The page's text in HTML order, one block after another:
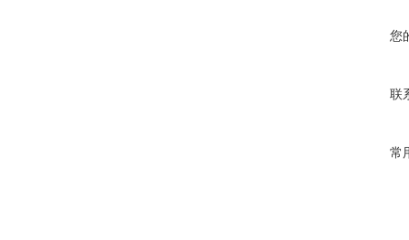
您
联
常